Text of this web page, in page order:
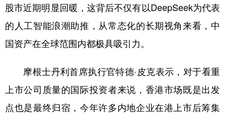
股市近期明显回暖，这背后不仅有以DeepSeek为代表
的人工智能浪潮助推，从常态化的长期视角来看，中
国资产在全球范围内都极具吸引力。
摩根士丹利首席执行官特德·皮克表示，对于看重
上市公司质量的国际投资者来说，香港市场既是出发
点也是最终归宿，今年许多内地企业在港上市后筹集